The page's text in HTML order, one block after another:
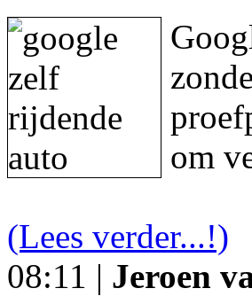
om
(Lees verder...!)
08:11 | Jeroen